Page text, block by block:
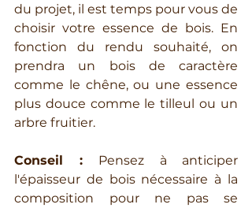
du projet, il est temps pour vous de
choisir votre essence de bois. En
fonction du rendu souhaité, on
prendra un bois de caractère
comme le chêne, ou une essence
plus douce comme le tilleul ou un
arbre fruitier.
Conseil : Pensez à anticiper
l'épaisseur de bois nécessaire à la
composition pour ne pas se